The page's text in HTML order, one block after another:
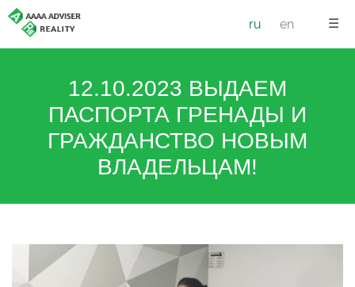
☰
ru en
12.10.2023 ВЫДАЕМ
ПАСПОРТА ГРЕНАДЫ И
ГРАЖДАНСТВО НОВЫМ
ВЛАДЕЛЬЦАМ!